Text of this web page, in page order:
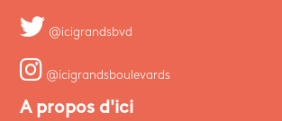
@icigrandsbvd
@icigrandsboulevards
A propos d'ici